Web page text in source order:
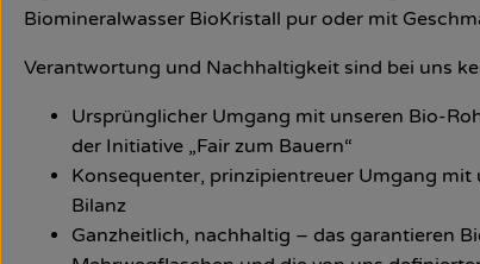
Biomineralwasser BioKristall pur oder mit
Verantwortung und Nachhaltigkeit sind bei uns
Ursprünglicher Umgang mit unseren Bio-
der Initiative „Fair zum Bauern“
Konsequenter, prinzipientreuer Umgang
Bilanz
Ganzheitlich, nachhaltig – das garantieren